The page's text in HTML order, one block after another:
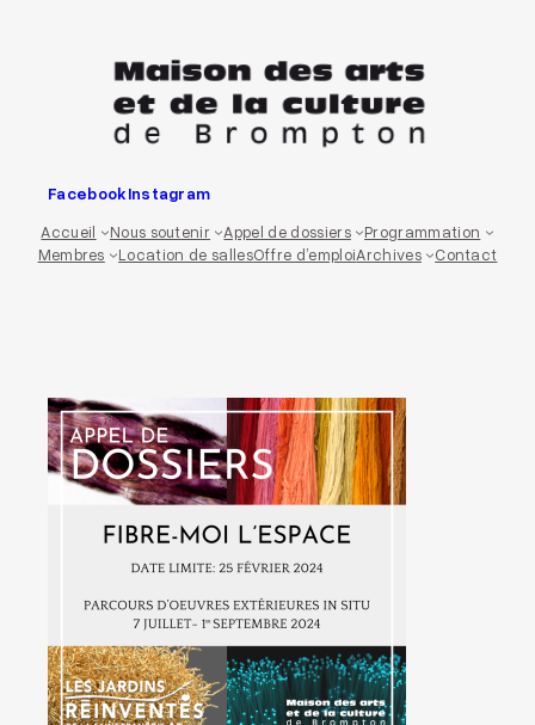
FacebookInstagram
Accueil
Nous soutenir Appel de dossiers
Programmation
Membres
Location de sallesOffre d’emploiArchives Contact